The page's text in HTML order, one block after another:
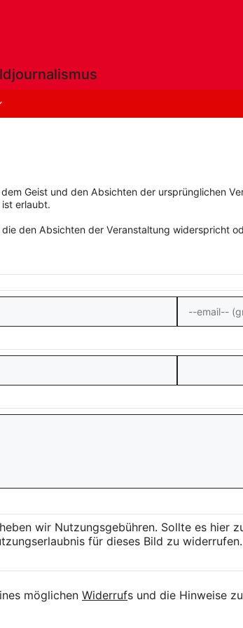
Geist und den Absichten der ursprünglichen
erlaubt.
den Absichten der Veranstaltung widerspricht
wir Nutzungsgebühren. Sollte es hier
für dieses Bild zu widerrufen.
möglichen Widerrufs und die Hinweise